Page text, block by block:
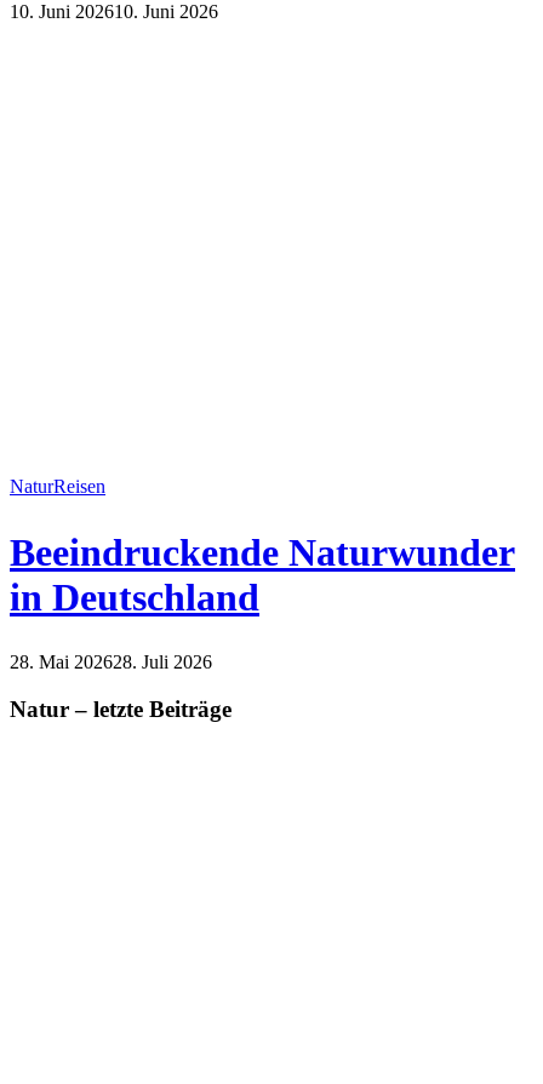
10. Juni 202610. Juni 2026
NaturReisen
Beeindruckende Naturwunder
in Deutschland
28. Mai 202628. Juli 2026
Natur – letzte Beiträge